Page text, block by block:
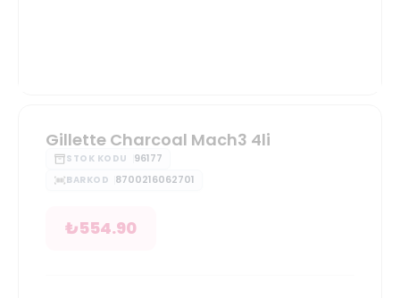
Gillette Charcoal Mach3 4li
STOK KODU 96177
BARKOD 8700216062701
₺554.90